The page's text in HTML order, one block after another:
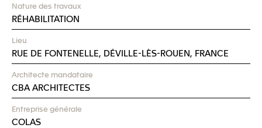
Nature des travaux
RÉHABILITATION
Lieu
RUE DE FONTENELLE, DÉVILLE-LÈS-ROUEN, FRANCE
Architecte mandataire
CBA ARCHITECTES
Entreprise générale
COLAS